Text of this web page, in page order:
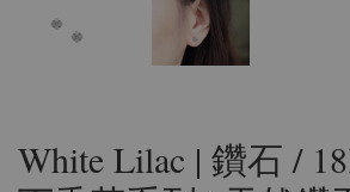
White Lilac | 鑽石 /